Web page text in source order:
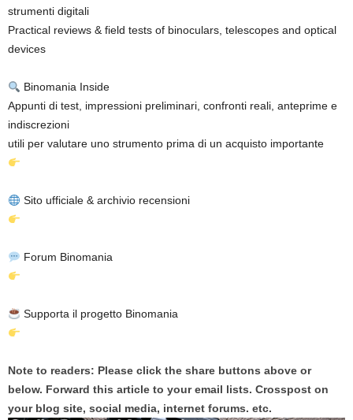
strumenti digitali
Practical reviews & field tests of binoculars, telescopes and optical
devices
Binomania Inside
Appunti di test, impressioni preliminari, confronti reali, anteprime e
indiscrezioni
utili per valutare uno strumento prima di un acquisto importante
Sito ufficiale & archivio recensioni
Forum Binomania
Supporta il progetto Binomania
Note to readers: Please click the share buttons above or
below. Forward this article to your email lists. Crosspost on
your blog site, social media, internet forums. etc.